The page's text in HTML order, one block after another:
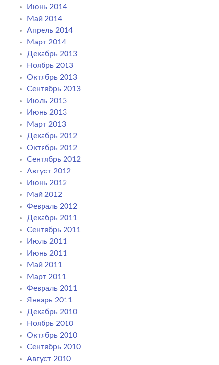
Июнь 2014
Май 2014
Апрель 2014
Март 2014
Декабрь 2013
Ноябрь 2013
Октябрь 2013
Сентябрь 2013
Июль 2013
Июнь 2013
Март 2013
Декабрь 2012
Октябрь 2012
Сентябрь 2012
Август 2012
Июнь 2012
Май 2012
Февраль 2012
Декабрь 2011
Сентябрь 2011
Июль 2011
Июнь 2011
Май 2011
Март 2011
Февраль 2011
Январь 2011
Декабрь 2010
Ноябрь 2010
Октябрь 2010
Сентябрь 2010
Август 2010